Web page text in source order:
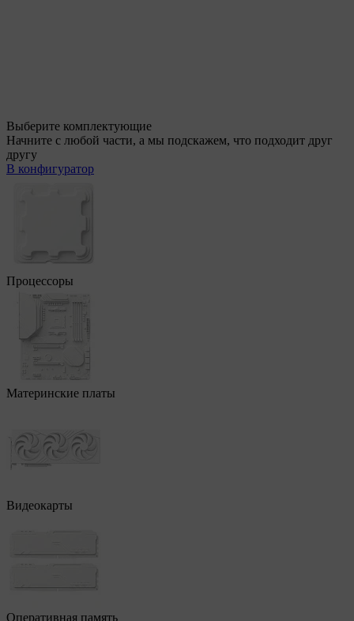
Выберите комплектующие
Начните с любой части, а мы подскажем, что подходит друг
другу
В конфигуратор
Процессоры
Материнские платы
Видеокарты
Оперативная память